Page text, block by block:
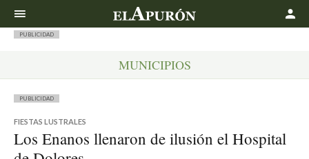
PUBLICIDAD
MUNICIPIOS
PUBLICIDAD
FIESTAS LUSTRALES
Los Enanos llenaron de ilusión el Hospital